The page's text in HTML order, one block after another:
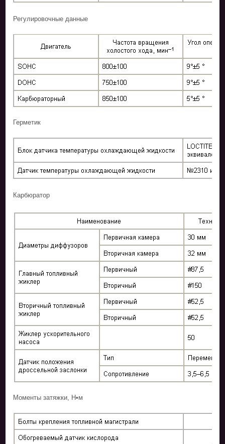
Регулировочные данные
Герметик
Карбюратор
Моменты затяжки, Н•м